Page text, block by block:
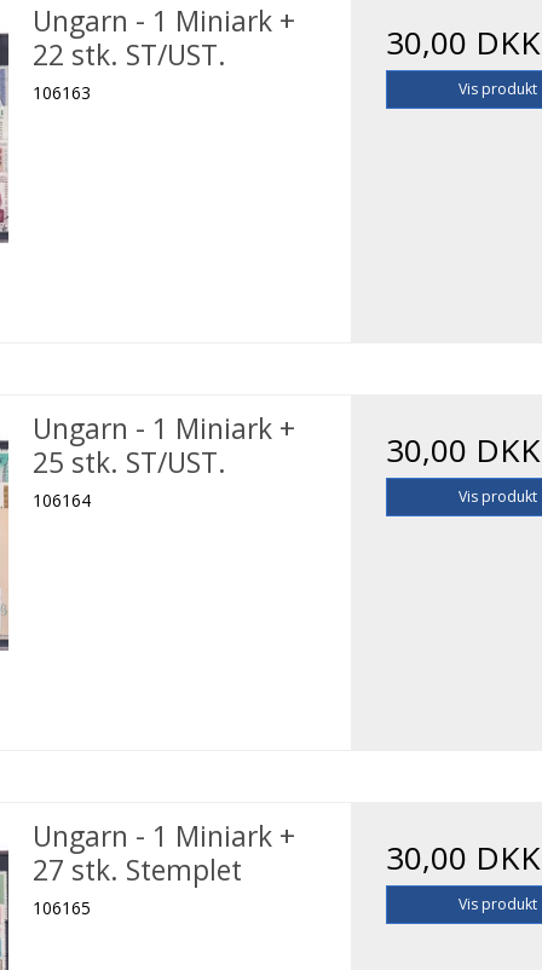
Ungarn - 1 Miniark +
22 stk. ST/UST.
106163
30,00 DKK
Vis produkt
Ungarn - 1 Miniark +
25 stk. ST/UST.
106164
30,00 DKK
Vis produkt
Ungarn - 1 Miniark +
27 stk. Stemplet
106165
30,00 DKK
Vis produkt